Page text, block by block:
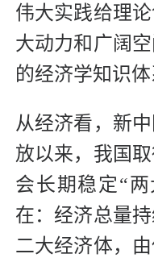
伟大实践给理
大动力和广阔
的经济学知识体
从经济看，新
放以来，我国
会长期稳定“
在：经济总量
二大经济体，